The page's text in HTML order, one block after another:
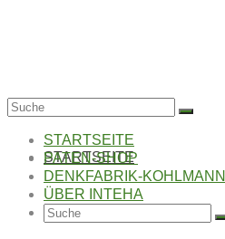
STARTSEITE
Suche
STARTSEITE
PATEN-SHOP
DENKFABRIK-KOHLMANN
ÜBER INTEHA
Suche